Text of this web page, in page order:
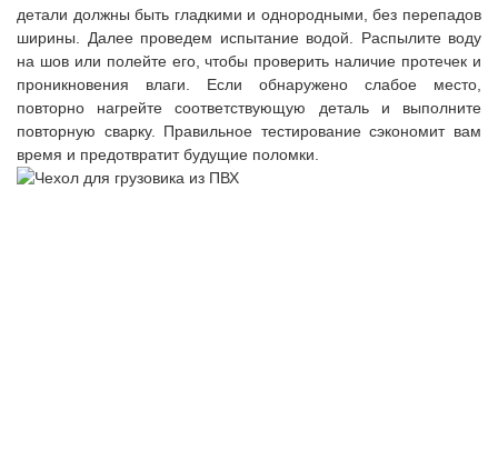
детали должны быть гладкими и однородными, без перепадов
ширины. Далее проведем испытание водой. Распылите воду
на шов или полейте его, чтобы проверить наличие протечек и
проникновения влаги. Если обнаружено слабое место,
повторно нагрейте соответствующую деталь и выполните
повторную сварку. Правильное тестирование сэкономит вам
время и предотвратит будущие поломки.